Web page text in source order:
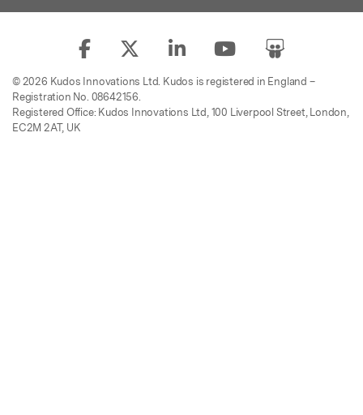
© 2026 Kudos Innovations Ltd. Kudos is registered in England –
Registration No. 08642156.
Registered Office: Kudos Innovations Ltd, 100 Liverpool Street, London,
EC2M 2AT, UK